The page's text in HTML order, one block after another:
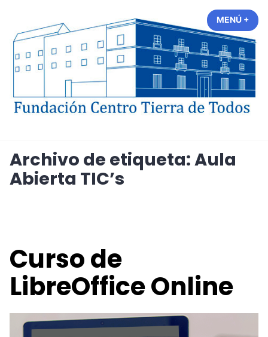
contenido
Todos
MENÚ +
Archivo de etiqueta:Aula
Abierta TIC’s
Curso de
LibreOffice Online